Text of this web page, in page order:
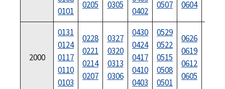
0101
0205
0305
0402
0507
0604
2000
0131
0124
0117
0110
0103
0228
0221
0214
0207
0327
0320
0313
0306
0430
0424
0417
0410
0403
0529
0522
0515
0508
0501
0626
0619
0612
0605